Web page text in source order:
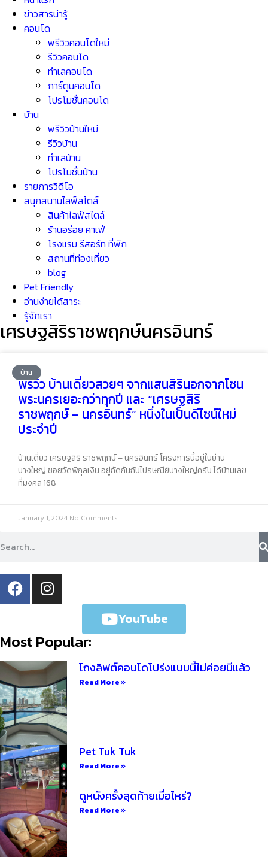
ข่าวสารน่ารู้
คอนโด
พรีวิวคอนโดใหม่
รีวิวคอนโด
ทำเลคอนโด
การ์ตูนคอนโด
โปรโมชั่นคอนโด
บ้าน
พรีวิวบ้านใหม่
รีวิวบ้าน
ทำเลบ้าน
โปรโมชั่นบ้าน
รายการวิดีโอ
สนุกสนานไลฟ์สไตล์
สินค้าไลฟ์สไตล์
ร้านอร่อย คาเฟ่
โรงแรม รีสอร์ท ที่พัก
สถานที่ท่องเที่ยว
blog
Pet Friendly
อ่านง่ายได้สาระ
รู้จักเรา
เศรษฐสิริราชพฤกษ์นครอินทร์
บ้าน
พรีวิว บ้านเดี่ยวสวยๆ จากแสนสิรินอกจากโซน
พระนครเยอะกว่าทุกปี และ “เศรษฐสิริ
ราชพฤกษ์ – นครอินทร์” หนึ่งในเป็นดีไซน์ใหม่
ประจำปี
บ้านเดี่ยว เศรษฐสิริ ราชพฤกษ์ – นครอินทร์ โครงการนี้อยู่ในย่าน
บางใหญ่ ซอยวัดพิกุลเงิน อยู่ถัดกันกับไปรษณีย์บางใหญ่ครับ ได้บ้านเลข
ที่มงคล 168
January 1, 2024 No Comments
YouTube
Most Popular:
โถงลิฟต์คอนโดโปร่งแบบนี้ไม่ค่อยมีแล้ว
Read More »
Pet Tuk Tuk
Read More »
ดูหนังครั้งสุดท้ายเมื่อไหร่?
Read More »